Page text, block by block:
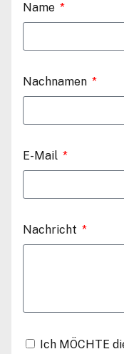
Name
Nachnamen
E-Mail
Nachricht
Ich MÖCHTE